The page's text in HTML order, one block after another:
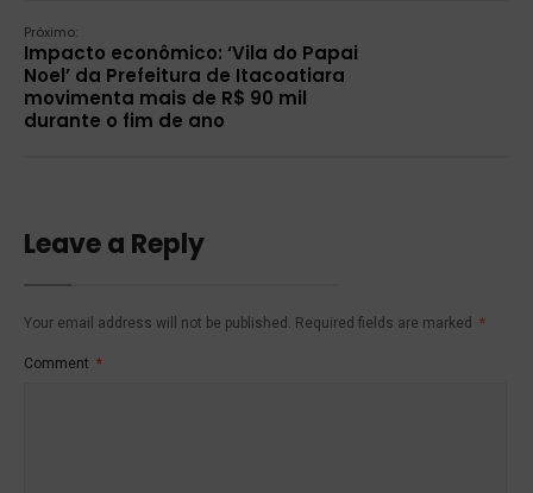
Próximo:
Impacto econômico: ‘Vila do Papai
Noel’ da Prefeitura de Itacoatiara
movimenta mais de R$ 90 mil
durante o fim de ano
Leave a Reply
Your email address will not be published. Required fields are marked *
Comment *